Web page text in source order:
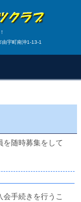
宇町南沖1-13-1
を随時募集をして
手続きを行うこ